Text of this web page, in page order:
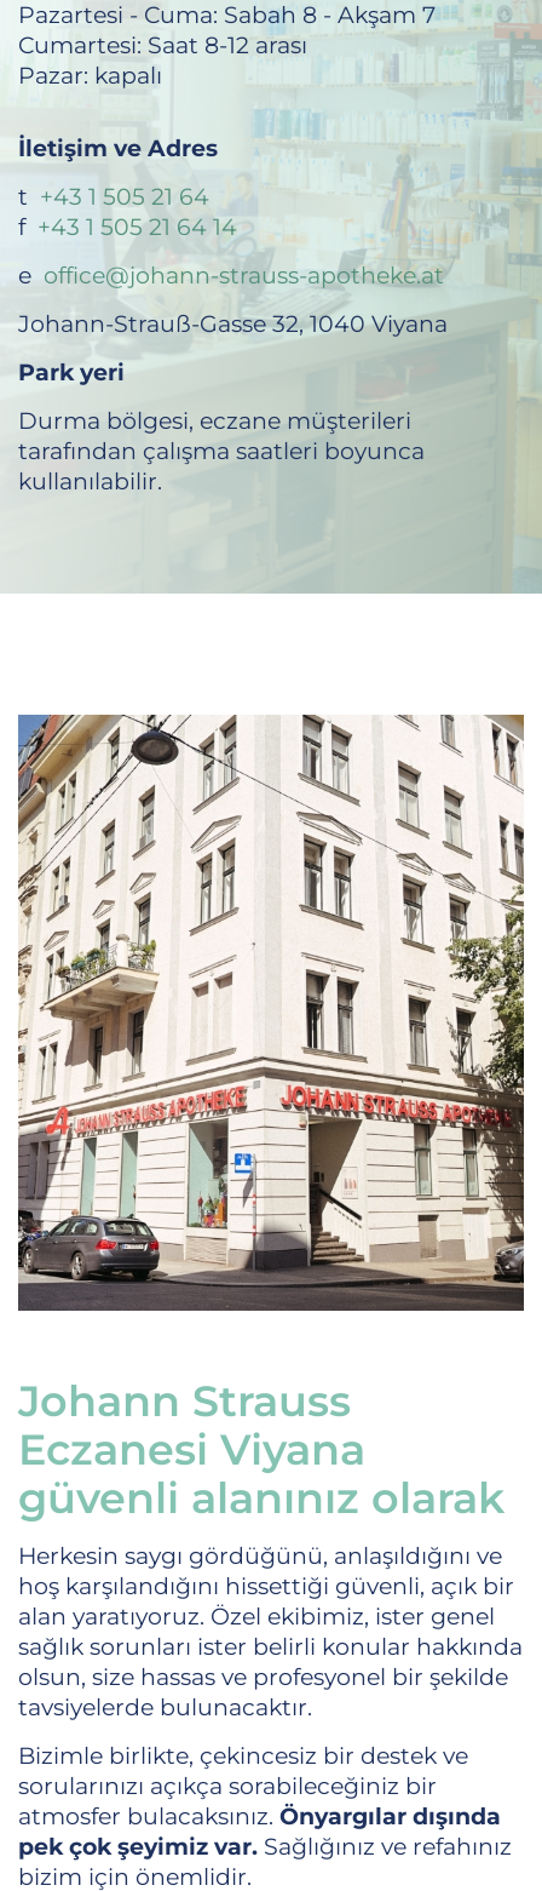
Pazartesi - Cuma: Sabah 8 - Akşam 7
Cumartesi: Saat 8-12 arası
Pazar: kapalı
İletişim ve Adres
t +43 1 505 21 64
f +43 1 505 21 64 14
e office@johann-strauss-apotheke.at
Johann-Strauß-Gasse 32, 1040 Viyana
Park yeri
Durma bölgesi, eczane müşterileri
tarafından çalışma saatleri boyunca
kullanılabilir.
Johann Strauss
Eczanesi Viyana
güvenli alanınız olarak
Herkesin saygı gördüğünü, anlaşıldığını ve
hoş karşılandığını hissettiği güvenli, açık bir
alan yaratıyoruz. Özel ekibimiz, ister genel
sağlık sorunları ister belirli konular hakkında
olsun, size hassas ve profesyonel bir şekilde
tavsiyelerde bulunacaktır.
Bizimle birlikte, çekincesiz bir destek ve
sorularınızı açıkça sorabileceğiniz bir
atmosfer bulacaksınız. Önyargılar dışında
pek çok şeyimiz var. Sağlığınız ve refahınız
bizim için önemlidir.